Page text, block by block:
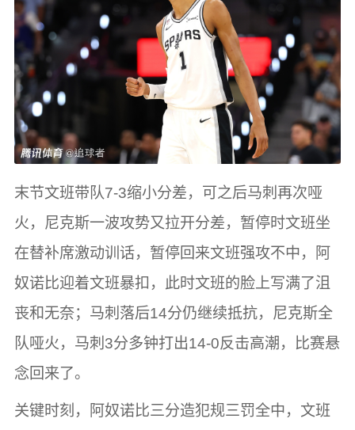
末节文班带队7-3缩小分差，可之后马刺再次哑
火，尼克斯一波攻势又拉开分差，暂停时文班坐
在替补席激动训话，暂停回来文班强攻不中，阿
奴诺比迎着文班暴扣，此时文班的脸上写满了沮
丧和无奈；马刺落后14分仍继续抵抗，尼克斯全
队哑火，马刺3分多钟打出14-0反击高潮，比赛悬
念回来了。
关键时刻，阿奴诺比三分造犯规三罚全中，文班